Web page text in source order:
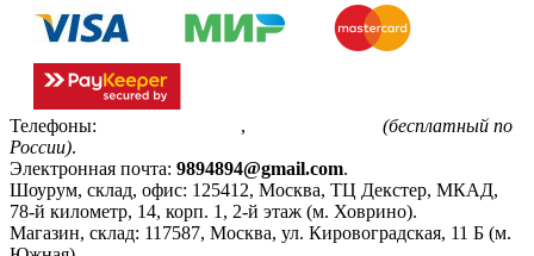
Телефоны: ,
(бесплатный по
России).
Электронная почта: 9894894@gmail.com.
Шоурум, склад, офис: 125412, Москва, ТЦ Декстер, МКАД,
78-й километр, 14, корп. 1, 2-й этаж (м. Ховрино).
Магазин, склад: 117587, Москва, ул. Кировоградская, 11 Б (м.